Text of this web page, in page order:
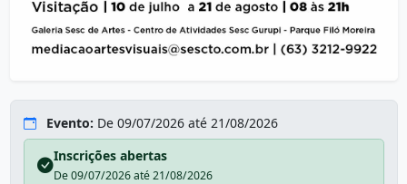
Evento: De 09/07/2026 até 21/08/2026
Inscrições abertas
De 09/07/2026 até 21/08/2026